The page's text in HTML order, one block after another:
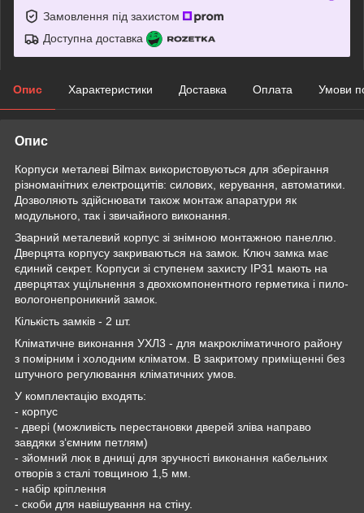
Замовлення під захистом
Доступна доставка
Опис Характеристики Доставка Оплата Умови
Опис
Корпуси металеві Bilmax використовуються для зберігання
різноманітних електрощитів: силових, керування, автоматики.
Дозволяють здійснювати також монтаж апаратури як
модульного, так і звичайного виконання.
Зварний металевий корпус зі знімною монтажною панеллю.
Дверцята корпусу закриваються на замок. Ключ замка має
єдиний секрет. Корпуси зі ступенем захисту IP31 мають на
дверцятах ущільнення з двохкомпонентного герметика і пило-
вологонепроникний замок.
Кількість замків - 2 шт.
Кліматичне виконання УХЛ3 - для макрокліматичного району
з помірним і холодним кліматом. В закритому приміщенні без
штучного регулювання кліматичних умов.
У комплектацію входять:
- корпус
- двері (можливість перестановки дверей зліва направо
завдяки з‘ємним петлям)
- зйомний люк в днищі для зручності виконання кабельних
отворів з сталі товщиною 1,5 мм.
- набір кріплення
- скоби для навішування на стіну.